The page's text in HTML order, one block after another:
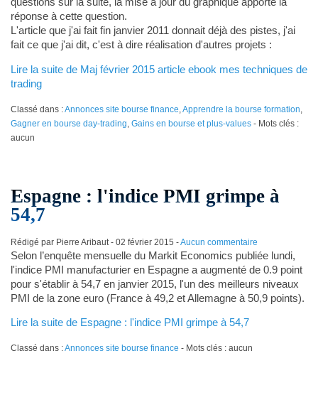
réponse à cette question.
L'article que j'ai fait fin janvier 2011 donnait déjà des pistes, j'ai
fait ce que j'ai dit, c'est à dire réalisation d'autres projets :
Lire la suite de Maj février 2015 article ebook mes techniques de
trading
Classé dans :Annonces site bourse finance Apprendre la bourse formation
Gagner en bourse day-trading Gains en bourse et plus-values- Mots clés :
aucun
Espagne : l'indice PMI grimpe à
54,7
Rédigé par Pierre Aribaut - 02 février 2015 -Aucun commentaire
Selon l’enquête mensuelle du Markit Economics publiée lundi,
l'indice PMI manufacturier en Espagne a augmenté de 0.9 point
pour s'établir à 54,7 en janvier 2015, l'un des meilleurs niveaux
PMI de la zone euro (France à 49,2 et Allemagne à 50,9 points).
Lire la suite de Espagne : l'indice PMI grimpe à 54,7
Classé dans :Annonces site bourse finance - Mots clés : aucun